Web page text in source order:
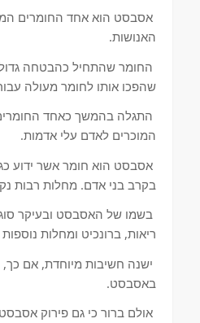
אסבסט הוא אחד החומרים
האנושות.
החומר שהתחיל כהבטחה
שהפכו אותו לחומר מעולה עבור
התגלה בהמשך כאחד
המוכרים לאדם עלי אדמות.
אסבסט הוא חומר אשר ידוע
בקרב בני אדם. מחלות רבות
בשמו של האסבסט ובעיקר
ריאות, ברונכיט ומחלות
ישנה חשיבות מיוחדת, אם
באסבסט.
אולם ברור כי גם פירוק